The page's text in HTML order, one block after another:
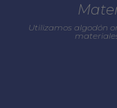
Utilizamos algodón